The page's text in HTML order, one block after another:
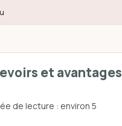
et avantages
de lecture : environ 5